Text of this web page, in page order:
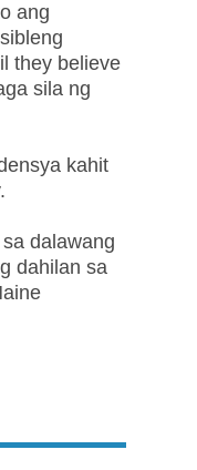
ang
they believe
sila ng
kahit
dalawang
dahilan sa